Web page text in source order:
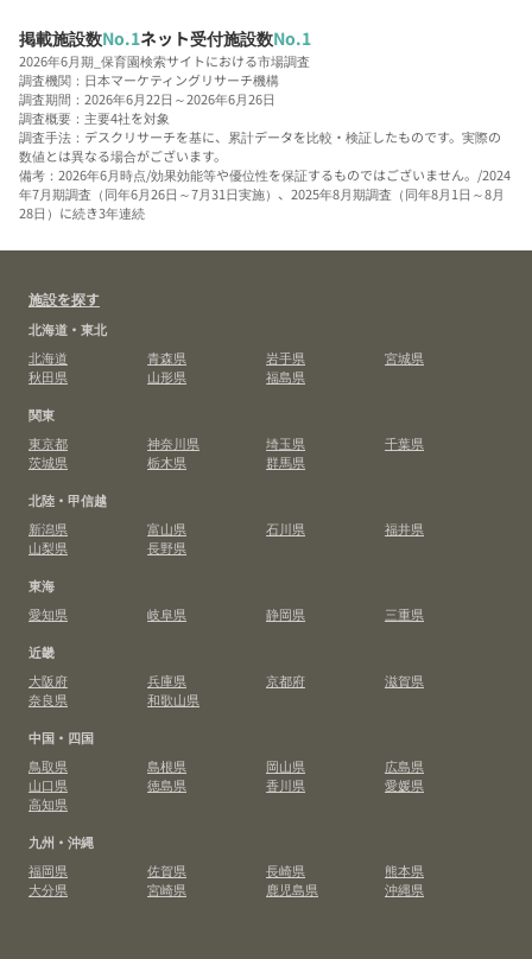
掲載施設数No.1ネット受付施設数No.1
2026年6月期_保育園検索サイトにおける市場調査
調査機関：日本マーケティングリサーチ機構
調査期間：2026年6月22日～2026年6月26日
調査概要：主要4社を対象
調査手法：デスクリサーチを基に、累計データを比較・検証したものです。実際の
数値とは異なる場合がございます。
備考：2026年6月時点/効果効能等や優位性を保証するものではございません。/2024
年7月期調査（同年6月26日～7月31日実施）、2025年8月期調査（同年8月1日～8月
28日）に続き3年連続
施設を探す
北海道・東北
北海道
青森県 岩手県
宮城県
秋田県
山形県
福島県
関東
東京都
神奈川県 埼玉県
千葉県
茨城県
栃木県
群馬県
北陸・甲信越
新潟県
富山県 石川県
福井県
山梨県
長野県
東海
愛知県
岐阜県 静岡県
三重県
近畿
大阪府
兵庫県 京都府
滋賀県
奈良県
和歌山県
中国・四国
鳥取県
島根県 岡山県
広島県
山口県
徳島県 香川県
愛媛県
高知県
九州・沖縄
福岡県
佐賀県 長崎県
熊本県
大分県
宮崎県 鹿児島県 沖縄県